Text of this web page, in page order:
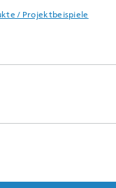
/ Projektbeispiele